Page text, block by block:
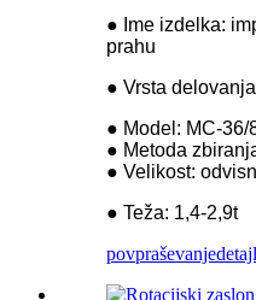
● Ime izdelka:
prahu
● Vrsta
● Model: MC-36/
● Metoda
● Velikost:
● Teža: 1,4-2,9t
povpraševanjedetajl